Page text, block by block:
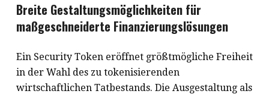
Breite Gestaltungsmöglichkeiten für
maßgeschneiderte Finanzierungslösungen
Ein Security Token eröffnet größtmögliche Freiheit
in der Wahl des zu tokenisierenden
wirtschaftlichen Tatbestands. Die Ausgestaltung als